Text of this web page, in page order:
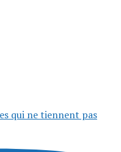
qui ne tiennent pas